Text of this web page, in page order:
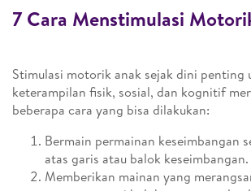
7 Cara Menstimulasi
Stimulasi motorik anak sejak dini penting
keterampilan fisik, sosial, dan kognitif
beberapa cara yang bisa dilakukan:
Bermain permainan keseimbangan
atas garis atau balok keseimbangan.
Memberikan mainan yang